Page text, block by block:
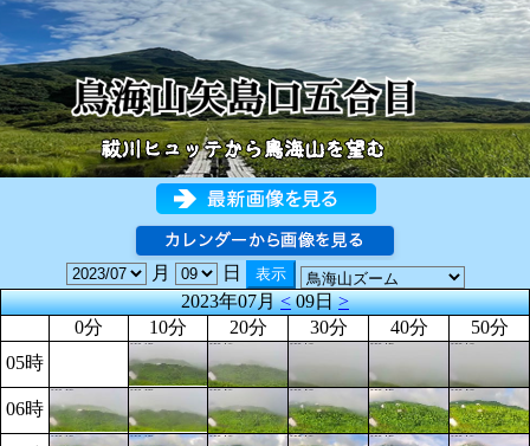
月
日
2023年07月<09日>
0分
10分 20分 30分 40分
50分
05時
06時